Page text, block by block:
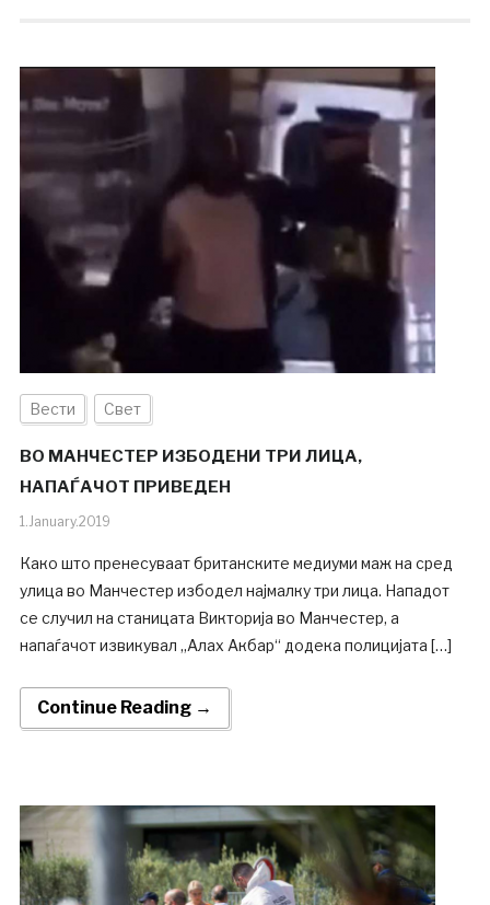
Вести Свет
ВО МАНЧЕСТЕР ИЗБОДЕНИ ТРИ ЛИЦА,
НАПАЃАЧОТ ПРИВЕДЕН
1.January.2019
Како што пренесуваат британските медиуми маж на сред
улица во Манчестер избодел најмалку три лица. Нападот
се случил на станицата Викторија во Манчестер, а
напаѓачот извикувал „Алах Акбар“ додека полицијата […]
Continue Reading →